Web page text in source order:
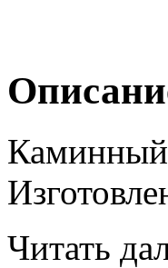
Каминный
Читать